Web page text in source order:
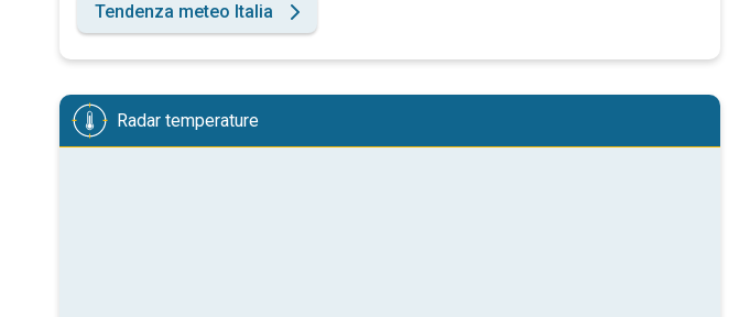
Tendenza meteo Italia
Radar temperature